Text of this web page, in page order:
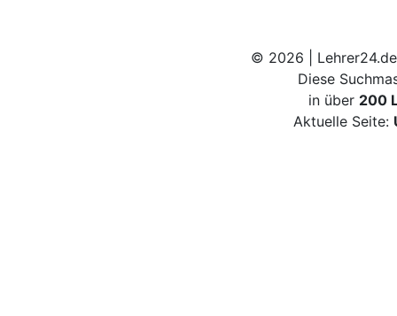
© 2026 |
Diese
in über 200
Aktuelle Seite: